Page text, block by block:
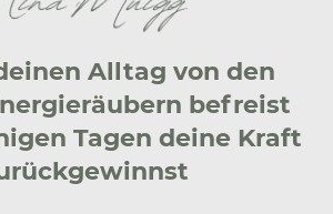
Alltag von den
befreist
Tagen deine Kraft